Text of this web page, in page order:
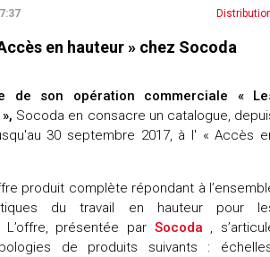
en hauteur » chez Socoda
de son opération commerciale «
Socoda en consacre un catalogue,
30 septembre 2017, à l' « Accès
produit complète répondant à
du travail en hauteur pour
L’offre, présentée par Socoda
,
de produits suivants :